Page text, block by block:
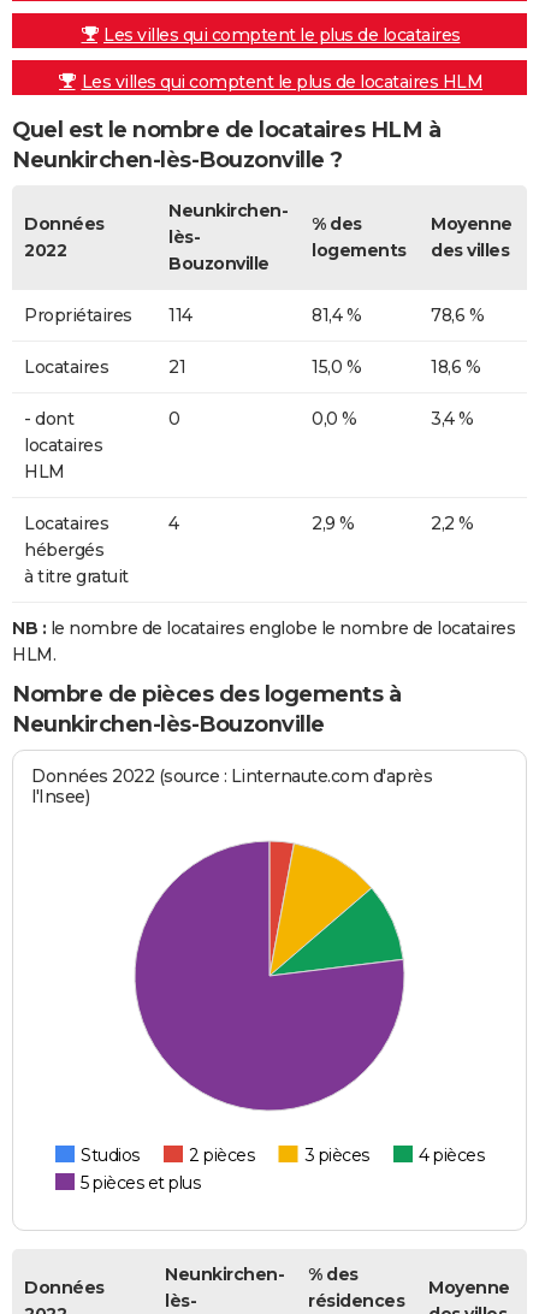
Les villes qui comptent le plus de locataires
Les villes qui comptent le plus de locataires HLM
Quel est le nombre de locataires HLM à
Neunkirchen-lès-Bouzonville ?
Données
2022
Neunkirchen-
lès-
Bouzonville
% des
logements
Moyenne
des villes
Propriétaires 114 81,4 % 78,6 %
Locataires 21 15,0 % 18,6 %
- dont
locataires
HLM
0 0,0 % 3,4 %
Locataires
hébergés
à titre gratuit
4 2,9 % 2,2 %
NB : le nombre de locataires englobe le nombre de locataires
HLM.
Nombre de pièces des logements à
Neunkirchen-lès-Bouzonville
Données 2022 (source : Linternaute.com d'après
l'Insee)
Studios 2 pièces 3 pièces
4 pièces
5 pièces et plus
Données
Neunkirchen-
lès-
% des
résidences
Moyenne